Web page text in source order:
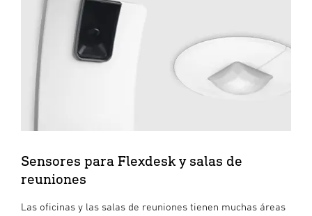
Sensores para Flexdesk y salas de
reuniones
Las oficinas y las salas de reuniones tienen muchas áreas